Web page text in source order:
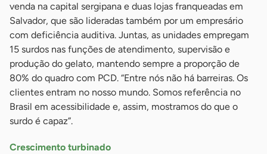
venda na capital sergipana e duas lojas franqueadas em
Salvador, que são lideradas também por um empresário
com deficiência auditiva. Juntas, as unidades empregam
15 surdos nas funções de atendimento, supervisão e
produção do gelato, mantendo sempre a proporção de
80% do quadro com PCD. “Entre nós não há barreiras. Os
clientes entram no nosso mundo. Somos referência no
Brasil em acessibilidade e, assim, mostramos do que o
surdo é capaz”.
Crescimento turbinado